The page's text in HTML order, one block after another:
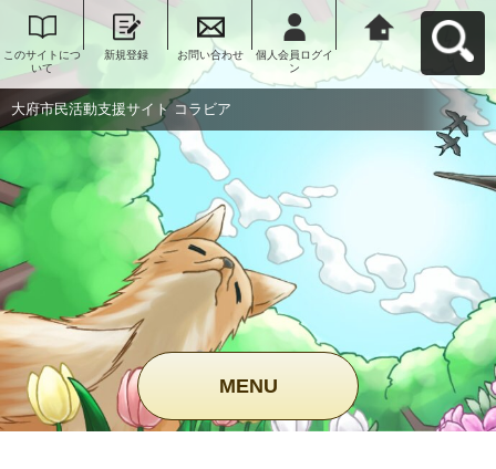
このサイトにつ
いて
新規登録 お問い合わせ
個人会員ログイ
ン
大府市民活動支
援サイト コラビ
アへ戻る
大府市民活動支援サイト コラビア
MENU